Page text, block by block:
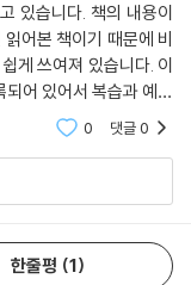
있습니다. 책의 내용이
어본 책이기 때문에 비
게 쓰여져 있습니다. 이
어 있어서 복습과 예습
마다 단어와 숙어가 정
0 댓글0
한줄평 1